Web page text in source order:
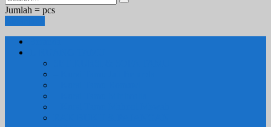
Jumlah = pcs